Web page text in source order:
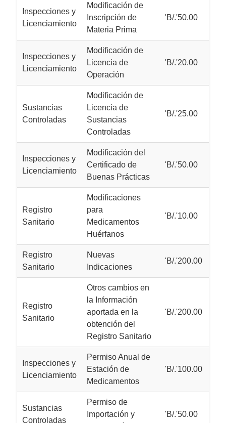
Inspecciones y
Licenciamiento
Modificación de
Inscripción de
Materia Prima
'B/.'50.00
Inspecciones y
Licenciamiento
Modificación de
Licencia de
Operación
'B/.'20.00
Sustancias
Controladas
Modificación de
Licencia de
Sustancias
Controladas
'B/.'25.00
Inspecciones y
Licenciamiento
Modificación del
Certificado de
Buenas Prácticas
'B/.'50.00
Registro
Sanitario
Modificaciones
para
Medicamentos
Huérfanos
'B/.'10.00
Registro
Sanitario
Nuevas
Indicaciones
'B/.'200.00
Registro
Sanitario
Otros cambios en
la Información
aportada en la
obtención del
Registro Sanitario
'B/.'200.00
Inspecciones y
Licenciamiento
Permiso Anual de
Estación de
Medicamentos
'B/.'100.00
Sustancias
Controladas
Permiso de
Importación y
'B/.'50.00